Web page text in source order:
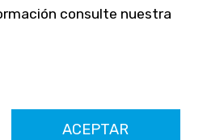
consulte nuestra
ACEPTAR
Los Altos nº756